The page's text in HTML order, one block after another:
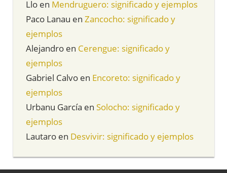
Llo en Mendruguero: significado y ejemplos
Paco Lanau en Zancocho: significado y
ejemplos
Alejandro en Cerengue: significado y
ejemplos
Gabriel Calvo en Encoreto: significado y
ejemplos
Urbanu García en Solocho: significado y
ejemplos
Lautaro en Desvivir: significado y ejemplos